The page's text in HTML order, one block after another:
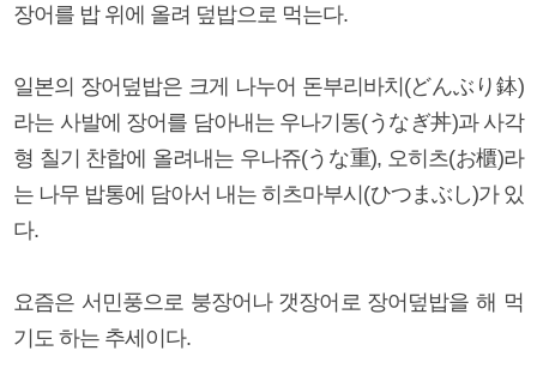
장어를 밥 위에 올려 덮밥으로 먹는다.
일본의 장어덮밥은 크게 나누어 돈부리바치(どんぶり鉢)
라는 사발에 장어를 담아내는 우나기동(うなぎ丼)과 사각
형 칠기 찬합에 올려내는 우나쥬(うな重), 오히츠(お櫃)라
는 나무 밥통에 담아서 내는 히츠마부시(ひつまぶし)가 있
다.
요즘은 서민풍으로 붕장어나 갯장어로 장어덮밥을 해 먹
기도 하는 추세이다.